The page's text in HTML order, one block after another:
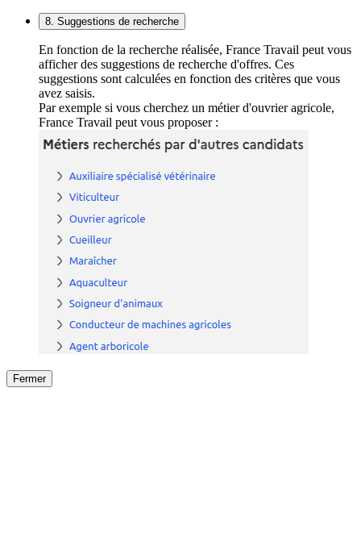
8. Suggestions de recherche
En fonction de la recherche réalisée, France Travail peut vous
afficher des suggestions de recherche d'offres. Ces
suggestions sont calculées en fonction des critères que vous
avez saisis.
Par exemple si vous cherchez un métier d'ouvrier agricole,
France Travail peut vous proposer :
Fermer